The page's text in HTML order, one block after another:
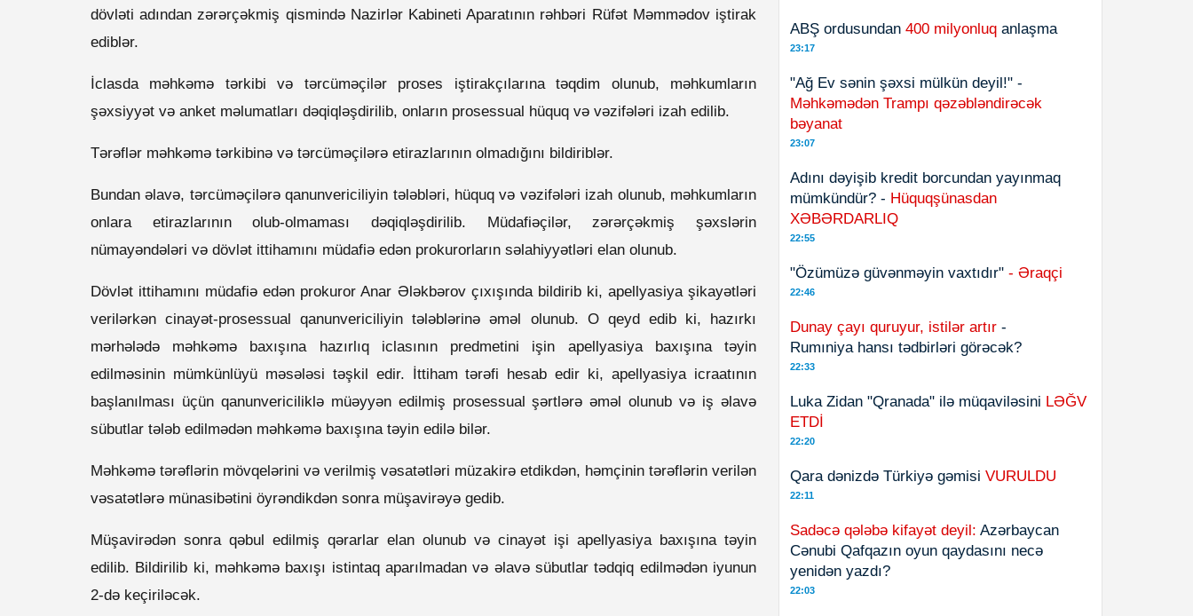
dövləti adından zərərçəkmiş qismində Nazirlər Kabineti Aparatının rəhbəri Rüfət Məmmədov iştirak
ediblər.
İclasda məhkəmə tərkibi və tərcüməçilər proses iştirakçılarına təqdim olunub, məhkumların
şəxsiyyət və anket məlumatları dəqiqləşdirilib, onların prosessual hüquq və vəzifələri izah edilib.
Tərəflər məhkəmə tərkibinə və tərcüməçilərə etirazlarının olmadığını bildiriblər.
Bundan əlavə, tərcüməçilərə qanunvericiliyin tələbləri, hüquq və vəzifələri izah olunub, məhkumların
onlara etirazlarının olub-olmaması dəqiqləşdirilib. Müdafiəçilər, zərərçəkmiş şəxslərin
nümayəndələri və dövlət ittihamını müdafiə edən prokurorların səlahiyyətləri elan olunub.
Dövlət ittihamını müdafiə edən prokuror Anar Ələkbərov çıxışında bildirib ki, apellyasiya şikayətləri
verilərkən cinayət-prosessual qanunvericiliyin tələblərinə əməl olunub. O qeyd edib ki, hazırkı
mərhələdə məhkəmə baxışına hazırlıq iclasının predmetini işin apellyasiya baxışına təyin
edilməsinin mümkünlüyü məsələsi təşkil edir. İttiham tərəfi hesab edir ki, apellyasiya icraatının
başlanılması üçün qanunvericiliklə müəyyən edilmiş prosessual şərtlərə əməl olunub və iş əlavə
sübutlar tələb edilmədən məhkəmə baxışına təyin edilə bilər.
Məhkəmə tərəflərin mövqelərini və verilmiş vəsatətləri müzakirə etdikdən, həmçinin tərəflərin verilən
vəsatətlərə münasibətini öyrəndikdən sonra müşavirəyə gedib.
Müşavirədən sonra qəbul edilmiş qərarlar elan olunub və cinayət işi apellyasiya baxışına təyin
edilib. Bildirilib ki, məhkəmə baxışı istintaq aparılmadan və əlavə sübutlar tədqiq edilmədən iyunun
2-də keçiriləcək.
ABŞ ordusundan 400 milyonluq anlaşma
23:17
"Ağ Ev sənin şəxsi mülkün deyil!" -
Məhkəmədən Trampı qəzəbləndirəcək
bəyanat
23:07
Adını dəyişib kredit borcundan yayınmaq
mümkündür? - Hüquqşünasdan
XƏBƏRDARLIQ
22:55
"Özümüzə güvənməyin vaxtıdır" - Əraqçi
22:46
Dunay çayı quruyur, istilər artır -
Rumıniya hansı tədbirləri görəcək?
22:33
Luka Zidan "Qranada" ilə müqaviləsini LƏĞV
ETDİ
22:20
Qara dənizdə Türkiyə gəmisi VURULDU
22:11
Sadəcə qələbə kifayət deyil: Azərbaycan
Cənubi Qafqazın oyun qaydasını necə
yenidən yazdı?
22:03